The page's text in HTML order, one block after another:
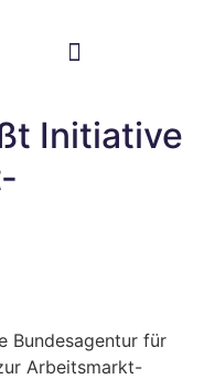
Initiative
Bundesagentur für
Arbeitsmarkt-